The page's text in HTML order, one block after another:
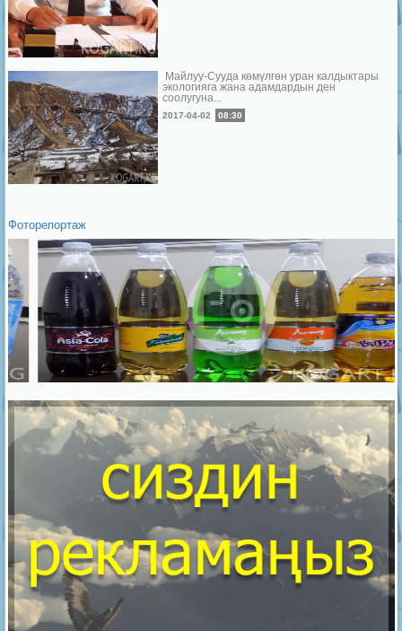
Майлуу-Сууда көмүлгөн уран калдыктары
экологияга жана адамдардын ден
соолугуна...
2017-04-02 08:30
Фоторепортаж